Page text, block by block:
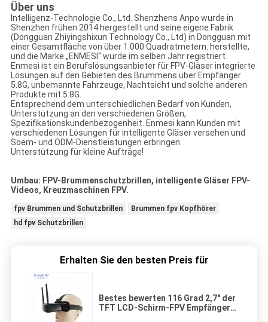
Über uns
Intelligenz-Technologie Co., Ltd. Shenzhens Anpo wurde in
Shenzhen frühen 2014 hergestellt und seine eigene Fabrik
(Dongguan Zhiyingshixun Technology Co., Ltd) in Dongguan mit
einer Gesamtfläche von über 1.000 Quadratmetern. herstellte,
und die Marke „ENMESI“ wurde im selben Jahr registriert.
Enmesi ist ein Berufslösungsanbieter für FPV-Gläser integrierte
Lösungen auf den Gebieten des Brummens über Empfänger
5.8G, unbemannte Fahrzeuge, Nachtsicht und solche anderen
Produkte mit 5.8G.
Entsprechend dem unterschiedlichen Bedarf von Kunden,
Unterstützung an den verschiedenen Größen,
Spezifikationskundenbezogenheit. Enmesi kann Kunden mit
verschiedenen Lösungen für intelligente Gläser versehen und
Soem- und ODM-Dienstleistungen erbringen.
Unterstützung für kleine Aufträge!
Umbau: FPV-Brummenschutzbrillen, intelligente Gläser FPV-
Videos, Kreuzmaschinen FPV.
fpv Brummen und Schutzbrillen
Brummen fpv Kopfhörer
hd fpv Schutzbrillen
Erhalten Sie den besten Preis für
Bestes bewerten 116 Grad 2,7" der
TFT LCD-Schirm-FPV Empfänger-